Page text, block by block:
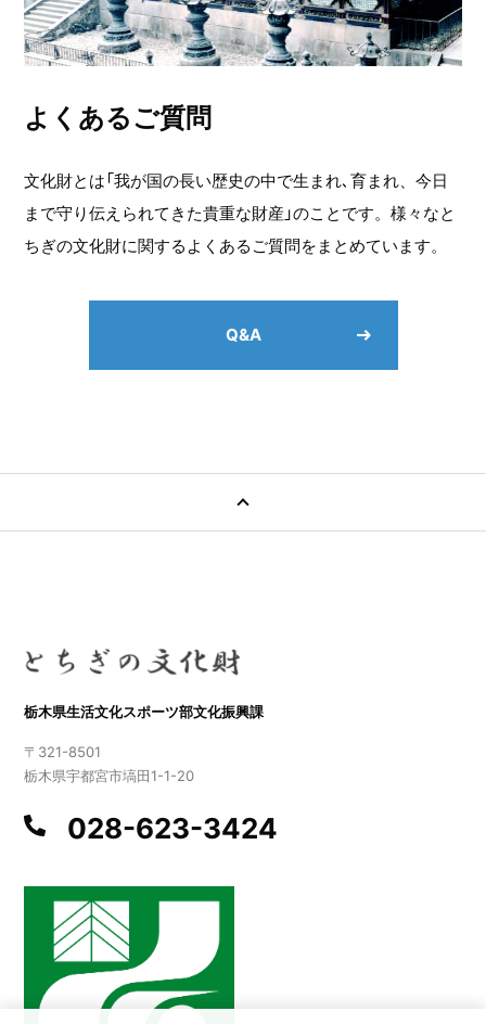
よくあるご質問
文化財とは「我が国の長い歴史の中で生まれ､育まれ、今日
まで守り伝えられてきた貴重な財産」のことです。様々なと
ちぎの文化財に関するよくあるご質問をまとめています。
Q&A
栃木県生活文化スポーツ部文化振興課
〒321-8501
栃木県宇都宮市塙田1-1-20
028-623-3424